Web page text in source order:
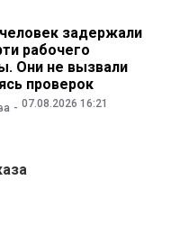
задержали
рабочего
Они не вызвали
проверок
07.08.2026 16:21